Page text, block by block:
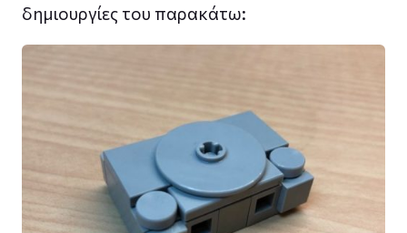
δημιουργίες του παρακάτω: